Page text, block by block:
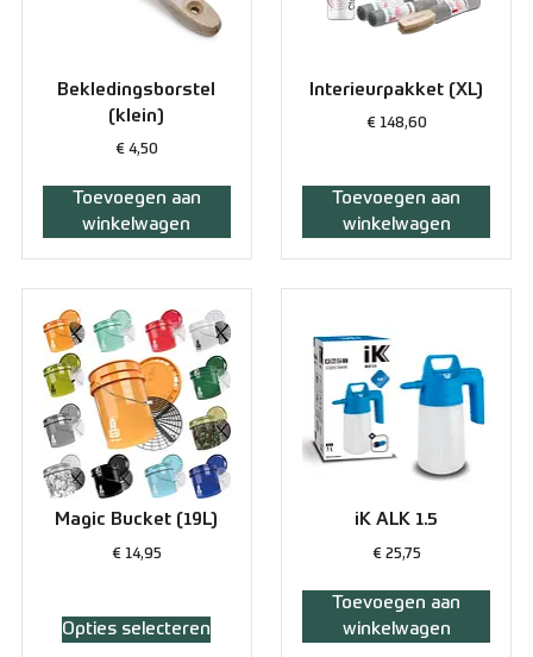
Bekledingsborstel
(klein)
€4,50
Toevoegen aan
winkelwagen
Interieurpakket (XL)
€148,60
Toevoegen aan
winkelwagen
Magic Bucket (19L)
€ 14,95
Opties selecteren
iK ALK 1.5
€ 25,75
Toevoegen aan
winkelwagen